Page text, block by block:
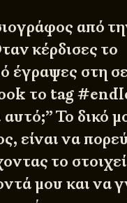
από
κέρδισες το
έγραψες στη
το tag
αυτό;” Το δικό
είναι να
το
μου και να